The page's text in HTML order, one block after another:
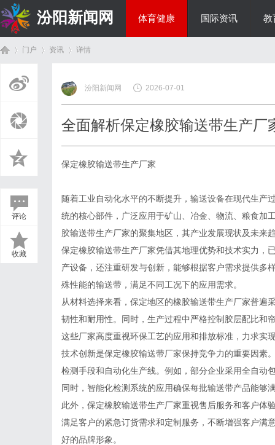
汾阳新闻网 体育健康 国际资讯 教
门户 资讯
›
详情
评论
收藏
汾阳新闻网 2026-07-01
全面解析保定橡胶输送带生产厂
保定橡胶输送带生产厂家
随着工业自动化水平的不断提升，输送设备在现代生产
统的核心部件，广泛应用于矿山、冶金、物流、粮食加
胶输送带生产厂家的聚集地区，其产业发展现状及未来
保定橡胶输送带生产厂家凭借其地理优势和技术实力，
产设备，还注重研发与创新，能够根据客户需求提供多
殊性能的输送带，满足不同工况下的应用需求。
从材料选择来看，保定地区的橡胶输送带生产厂家普遍
韧性和耐用性。同时，生产过程中严格控制胶层配比和
这些厂家高度重视环保工艺的应用和排放标准，力求实
技术创新是保定橡胶输送带厂家保持竞争力的重要因素
检测手段和自动化生产线。例如，部分企业采用全自动
同时，智能化检测系统的应用确保每批输送带产品能够
此外，保定橡胶输送带生产厂家重视售后服务和客户体
满足客户的紧急订货需求和定制服务，不断增强客户满
好的品牌形象。